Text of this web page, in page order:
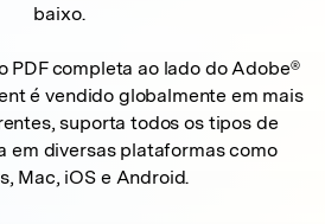
baixo.
PDF completa ao lado do Adobe®
é vendido globalmente em mais
suporta todos os tipos de
em diversas plataformas como
Mac, iOS e Android.